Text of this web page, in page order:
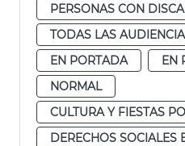
PERSONAS CON
TODAS LAS
EN PORTADA
EN
NORMAL
CULTURA Y FIESTAS
DERECHOS SOCIALES